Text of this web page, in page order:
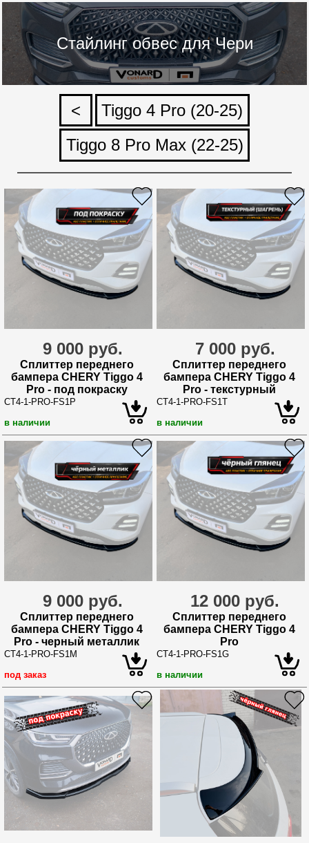
Стайлинг обвес для Чери
<
Tiggo 4 Pro (20-25)
Tiggo 8 Pro Max (22-25)
9 000 руб.
Сплиттер переднего
бампера CHERY Tiggo 4
Pro - под покраску
CT4-1-PRO-FS1P
в наличии
7 000 руб.
Сплиттер переднего
бампера CHERY Tiggo 4
Pro - текстурный
CT4-1-PRO-FS1T
в наличии
9 000 руб.
Сплиттер переднего
бампера CHERY Tiggo 4
Pro - черный металлик
CT4-1-PRO-FS1M
под заказ
12 000 руб.
Сплиттер переднего
бампера CHERY Tiggo 4
Pro
CT4-1-PRO-FS1G
в наличии